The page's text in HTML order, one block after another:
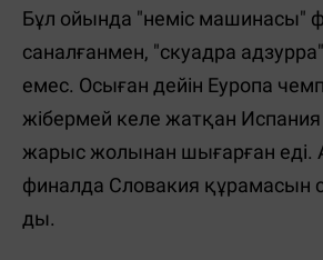
Бұл ойында "неміс машинасы"
саналғанмен, "скуадра
емес. Осыған дейін Еуропа
жібермей келе жатқан
жарыс жолынан шығарған еді.
финалда Словакия құрамасын
ды.